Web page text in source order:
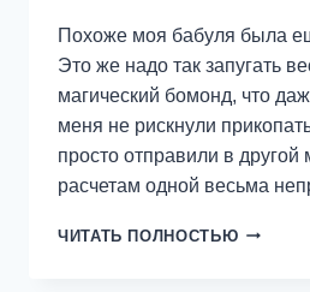
Похоже моя бабуля была
Это же надо так запугать
магический бомонд, что
меня не рискнули
просто отправили в другой
расчетам одной весьма
ЧИТАТЬ ПОЛНОСТЬЮ БЛОНДА